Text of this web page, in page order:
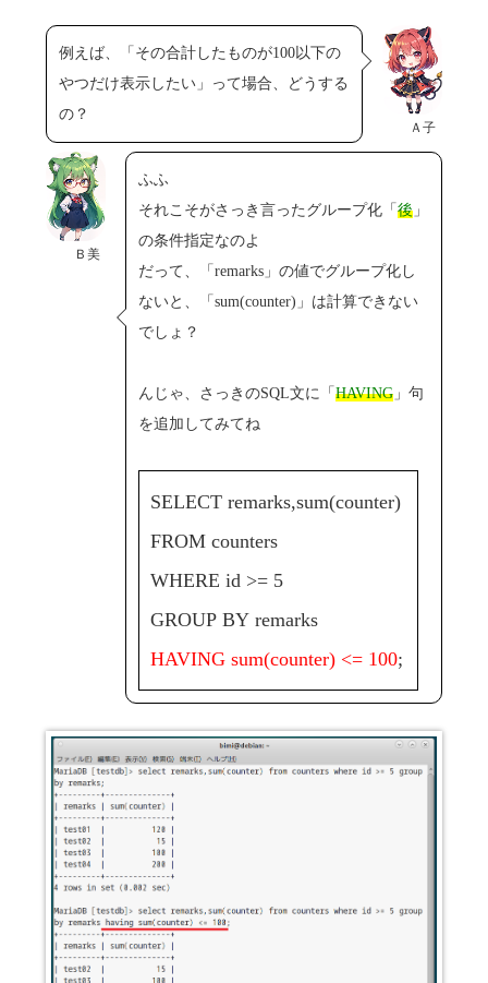
Ａ子
例えば、「その合計したものが100以下の
やつだけ表示したい」って場合、どうする
の？
Ｂ美
ふふ
それこそがさっき言ったグループ化「後」
の条件指定なのよ
だって、「remarks」の値でグループ化し
ないと、「sum(counter)」は計算できない
でしょ？
んじゃ、さっきのSQL文に「HAVING」句
を追加してみてね
SELECT remarks,sum(counter)
FROM counters
WHERE id >= 5
GROUP BY remarks
HAVING sum(counter) <= 100;